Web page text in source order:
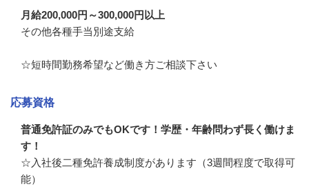
月給200,000円～300,000円以上
その他各種手当別途支給
☆短時間勤務希望など働き方ご相談下さい
応募資格
普通免許証のみでもOKです！学歴・年齢問わず長く働けま
す！
☆入社後二種免許養成制度があります（3週間程度で取得可
能）